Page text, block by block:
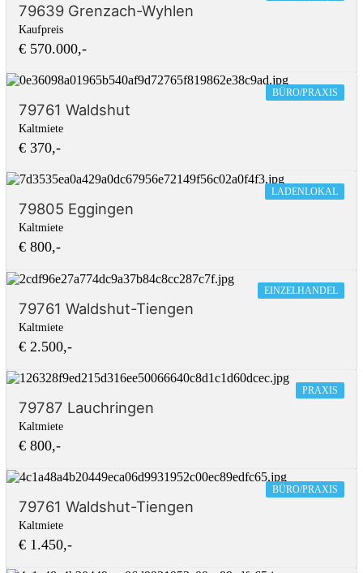
79639 Grenzach-Wyhlen
Kaufpreis
€ 570.000,-
BÜRO/PRAXIS
79761 Waldshut
Kaltmiete
€ 370,-
LADENLOKAL
79805 Eggingen
Kaltmiete
€ 800,-
EINZELHANDEL
79761 Waldshut-Tiengen
Kaltmiete
€ 2.500,-
PRAXIS
79787 Lauchringen
Kaltmiete
€ 800,-
BÜRO/PRAXIS
79761 Waldshut-Tiengen
Kaltmiete
€ 1.450,-